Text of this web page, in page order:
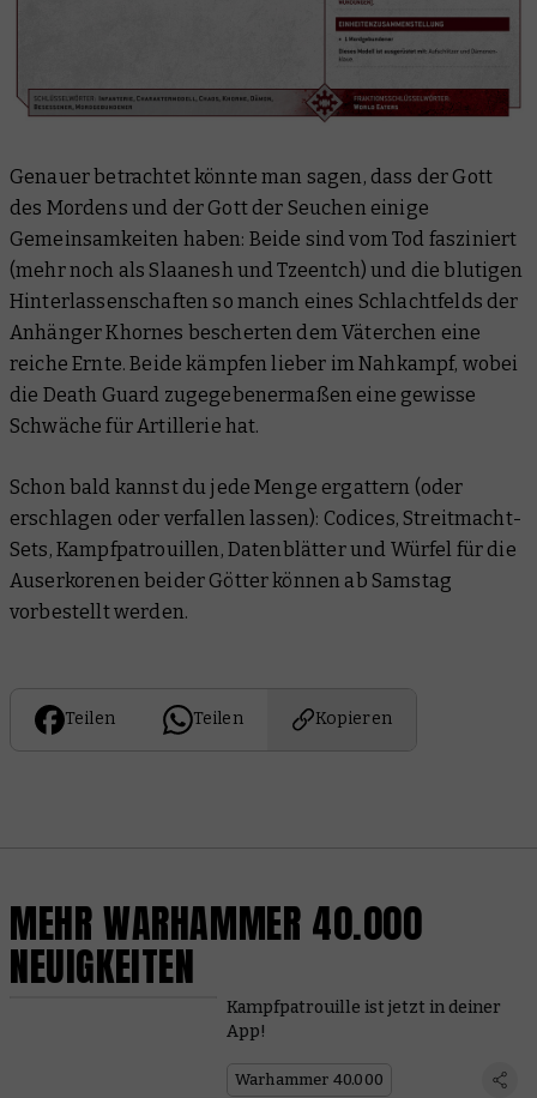
Genauer betrachtetkönnte man sagen, dass der Gott
des Mordens und der Gott der Seuchen einige
Gemeinsamkeiten haben: Beide sind vom Tod fasziniert
(mehr noch als Slaanesh und Tzeentch) und die blutigen
Hinterlassenschaften so manch eines Schlachtfelds der
Anhänger Khornes bescherten dem Väterchen eine
reiche Ernte. Beide kämpfen lieber im Nahkampf, wobei
die Death Guard zugegebenermaßen eine gewisse
Schwäche für Artillerie hat.
Schon bald kannst du jede Menge ergattern (oder
erschlagen oder verfallen lassen): Codices, Streitmacht-
Sets, Kampfpatrouillen, Datenblätter und Würfel für die
Auserkorenen beider Götter können ab Samstag
vorbestellt werden.
Teilen Teilen Kopieren
MEHR WARHAMMER 40.000
NEUIGKEITEN
Kampfpatrouille ist jetzt in deiner
App!
Warhammer 40.000